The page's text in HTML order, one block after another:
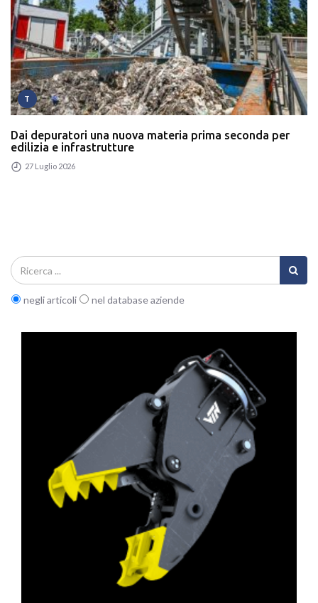
T
Dai depuratori una nuova materia prima seconda per
edilizia e infrastrutture
27 Luglio 2026
negli articoli nel database aziende